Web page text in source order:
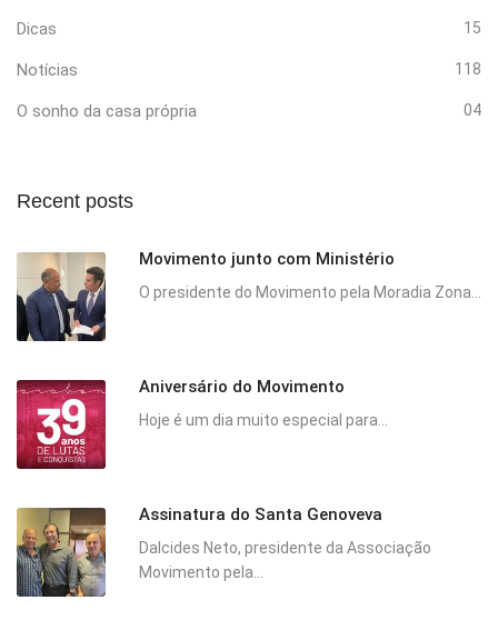
Dicas 15
Notícias 118
O sonho da casa própria 04
Recent posts
Movimento junto com Ministério
O presidente do Movimento pela Moradia Zona...
Aniversário do Movimento
Hoje é um dia muito especial para...
Assinatura do Santa Genoveva
Dalcides Neto, presidente da Associação
Movimento pela...